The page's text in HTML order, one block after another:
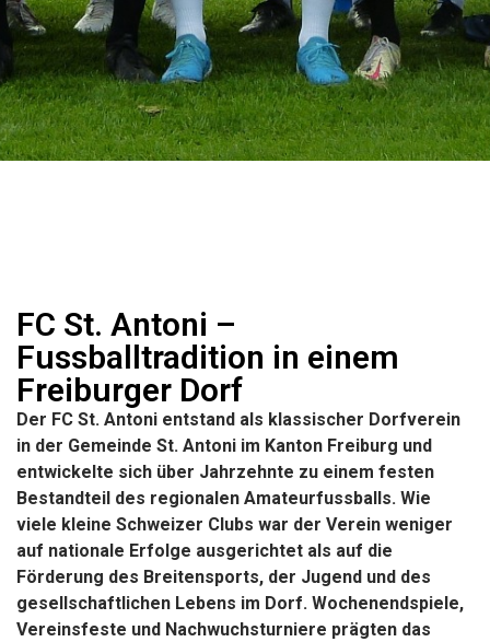
FC St. Antoni –
Fussballtradition in einem
Freiburger Dorf
Der FC St. Antoni entstand als klassischer Dorfverein
in der Gemeinde St. Antoni im Kanton Freiburg und
entwickelte sich über Jahrzehnte zu einem festen
Bestandteil des regionalen Amateurfussballs. Wie
viele kleine Schweizer Clubs war der Verein weniger
auf nationale Erfolge ausgerichtet als auf die
Förderung des Breitensports, der Jugend und des
gesellschaftlichen Lebens im Dorf. Wochenendspiele,
Vereinsfeste und Nachwuchsturniere prägten das